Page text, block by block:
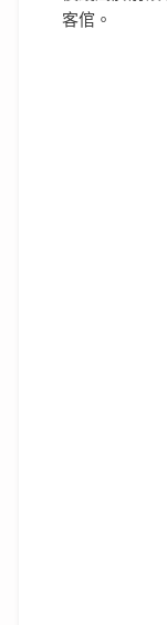
客倌。